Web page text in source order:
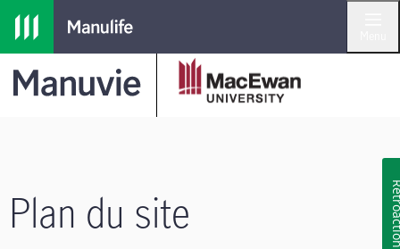
Passer à la navigation principale
Passer au contenu principal
Passer au pied de page
Plan du site